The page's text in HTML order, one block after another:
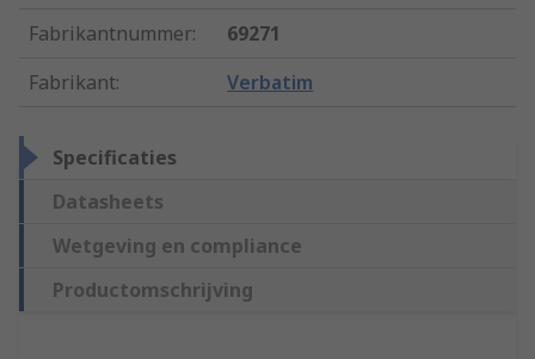
Fabrikantnummer:
69271
Fabrikant: Verbatim
Specificaties
Datasheets
Wetgeving en compliance
Productomschrijving